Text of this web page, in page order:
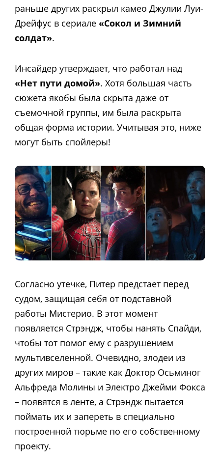
раньше других раскрыл камео Джулии Луи-
Дрейфус в сериале «Сокол и Зимний
солдат».
Инсайдер утверждает, что работал над
«Нет пути домой». Хотя большая часть
сюжета якобы была скрыта даже от
съемочной группы, им была раскрыта
общая форма истории. Учитывая это, ниже
могут быть спойлеры!
Согласно утечке, Питер предстает перед
судом, защищая себя от подставной
работы Мистерио. В этот момент
появляется Стрэндж, чтобы нанять Спайди,
чтобы тот помог ему с разрушением
мультивселенной. Очевидно, злодеи из
других миров – такие как Доктор Осьминог
Альфреда Молины и Электро Джейми Фокса
– появятся в ленте, а Стрэндж пытается
поймать их и запереть в специально
построенной тюрьме по его собственному
проекту.